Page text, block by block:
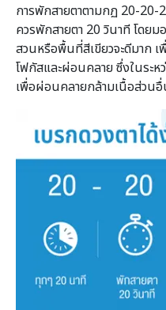
การพักสายตาตามกฏ 20-20-
ควรพักสายตา 20 วินาที โดยม
สวนหรือพื้นที่สีเขียวจะดีมาก
โฟกัสและผ่อนคลาย ซึ่งในระห
เพื่อผ่อนคลายกล้ามเนื้อส่วนอื่